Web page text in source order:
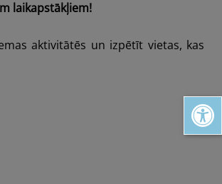
Open toolbar
laikapstākļiem!
aktivitātēs un izpētīt vietas, kas